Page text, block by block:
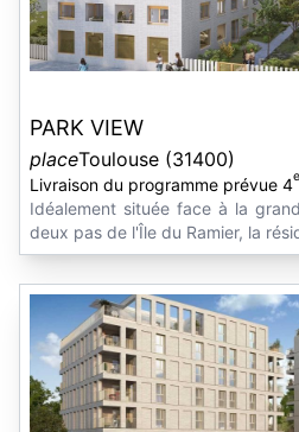
PARK VIEW
placeToulouse (31400)
Livraison du programme prévue 4e
Idéalement située face à la
deux pas de l'Île du Ramier, la